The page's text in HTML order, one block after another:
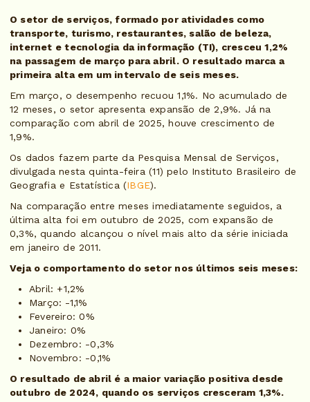
O setor de serviços, formado por atividades como
transporte, turismo, restaurantes, salão de beleza,
internet e tecnologia da informação (TI), cresceu 1,2%
na passagem de março para abril. O resultado marca a
primeira alta em um intervalo de seis meses.
Em março, o desempenho recuou 1,1%. No acumulado de
12 meses, o setor apresenta expansão de 2,9%. Já na
comparação com abril de 2025, houve crescimento de
1,9%.
Os dados fazem parte da Pesquisa Mensal de Serviços,
divulgada nesta quinta-feira (11) pelo Instituto Brasileiro de
Geografia e Estatística (IBGE).
Na comparação entre meses imediatamente seguidos, a
última alta foi em outubro de 2025, com expansão de
0,3%, quando alcançou o nível mais alto da série iniciada
em janeiro de 2011.
Veja o comportamento do setor nos últimos seis meses:
Abril: +1,2%
Março: -1,1%
Fevereiro: 0%
Janeiro: 0%
Dezembro: -0,3%
Novembro: -0,1%
O resultado de abril é a maior variação positiva desde
outubro de 2024, quando os serviços cresceram 1,3%.